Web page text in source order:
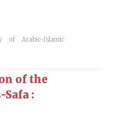
of Arabic-Islamic
of the
Safa :